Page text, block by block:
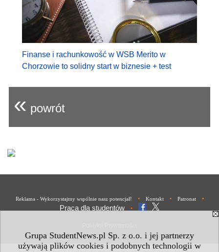
Grupa StudentNews.pl Sp. z o.o. i jej partnerzy
używają plików cookies i podobnych technologii w
Finanse i rachunkowość w WSB Merito w
Chorzowie to solidny start w biznesie + test
« powrót
Reklama - Wykorzystajmy wspólnie nasz potencjał! • Kontakt • Patronat •
Praca dla studentów •